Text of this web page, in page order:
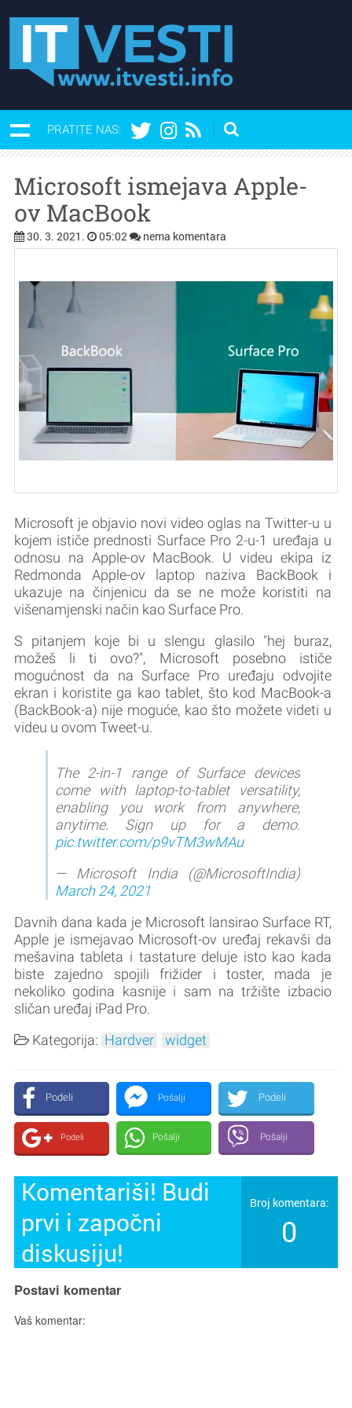
PRATITE NAS:
Microsoft ismejava Apple-
ov MacBook
30. 3. 2021. 05:02 nema komentara
Microsoft je objavio novi video oglas na Twitter-u u
kojem ističe prednosti Surface Pro 2-u-1 uređaja u
odnosu na Apple-ov MacBook. U videu ekipa iz
Redmonda Apple-ov laptop naziva BackBook i
ukazuje na činjenicu da se ne može koristiti na
višenamjenski način kao Surface Pro.
S pitanjem koje bi u slengu glasilo "hej buraz,
možeš li ti ovo?", Microsoft posebno ističe
mogućnost da na Surface Pro uređaju odvojite
ekran i koristite ga kao tablet, što kod MacBook-a
(BackBook-a) nije moguće, kao što možete videti u
videu u ovom Tweet-u.
The 2-in-1 range of Surface devices
come with laptop-to-tablet versatility,
enabling you work from anywhere,
anytime. Sign up for a demo.
pic.twitter.com/p9vTM3wMAu
— Microsoft India (@MicrosoftIndia)
March 24, 2021
Davnih dana kada je Microsoft lansirao Surface RT,
Apple je ismejavao Microsoft-ov uređaj rekavši da
mešavina tableta i tastature deluje isto kao kada
biste zajedno spojili frižider i toster, mada je
nekoliko godina kasnije i sam na tržište izbacio
sličan uređaj iPad Pro.
Kategorija: Hardver widget
Podeli Pošalji Podeli
Podeli Pošalji Pošalji
Komentariši! Budi
prvi i započni
diskusiju!
Broj komentara:
0
Postavi komentar
Vaš komentar: